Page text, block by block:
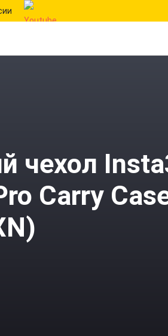
чехол
Carry